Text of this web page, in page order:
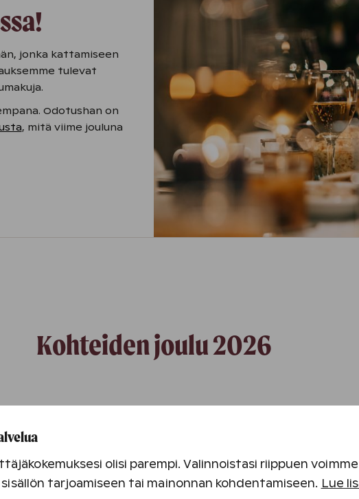
jonka kattamiseen
tulevat
Odotushan on
, mitä viime jouluna
Kohteiden joulu 2026
olisi parempi. Valinnoistasi riippuen
tarjoamiseen tai mainonnan kohdentamiseen. Lue